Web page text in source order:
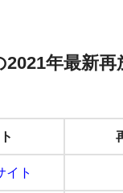
年最新再
イト